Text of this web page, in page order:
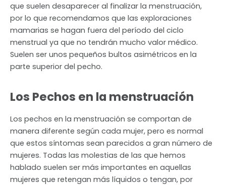
que suelen desaparecer al finalizar la menstruación,
por lo que recomendamos que las exploraciones
mamarias se hagan fuera del período del ciclo
menstrual ya que no tendrán mucho valor médico.
Suelen ser unos pequeños bultos asimétricos en la
parte superior del pecho.
Los Pechos en la menstruación
Los pechos en la menstruación se comportan de
manera diferente según cada mujer, pero es normal
que estos síntomas sean parecidos a gran número de
mujeres. Todas las molestias de las que hemos
hablado suelen ser más importantes en aquellas
mujeres que retengan más líquidos o tengan, por